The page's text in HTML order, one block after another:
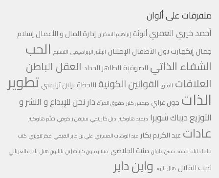
متفرقات على ألوان
أحمد خيري العمريأنوثة إبراهيم السكران إدارة المال و الأعمالإسلام
جمالإيكهارت تول الأطفال الإمتنان البشير الإبراهيمي التسليم الحب
الشفاء الذاتي الصوفية الطاهر الحداد العقل الباطن
العلاقات القلق القوانين الكونية اللحظة براين ترايسيتطوير
الذات جون غراي جيمس كلير حقوق المرأة دار نحن للإبداع و النشر و
التوزيعديباك شوبرا ديفيد هاوكينز ديل كارينجي ستيفن ر.كوفي سُلّم هاوكينز
عادات عبد الكريم بكار عبد الوهاب المسيري علي بن جابر الفيفي فكر تنويري كتب
ماما دليلة محمد حسن علوان منية الجلاصي ميلا و جون كابات زين نابليون هيل نادرة الغرياني
نجيب القلال هال الرود واين داير